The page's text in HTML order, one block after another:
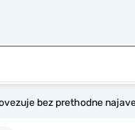
bez prethodne